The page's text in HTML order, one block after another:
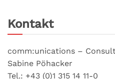
Kontakt
comm:unications –
Sabine Pöhacker
Tel.: +43 (0)1 315 14 11-0